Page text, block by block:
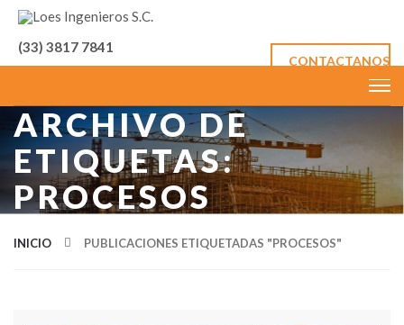
(33) 3817 7841
CONTACTANOS
ARCHIVO DE
ETIQUETAS:
PROCESOS
INICIO PUBLICACIONES ETIQUETADAS "PROCESOS"